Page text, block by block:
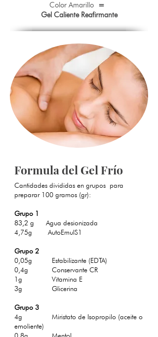
Color Amarillo =
Gel Caliente Reafirmante
Formula del Gel Frío
Cantidades divididas en grupos para
preparar 100 gramos (gr):
Grupo 1
83,2 g Agua desionizada
4,75g AutoEmulS1
Grupo 2
0,05g Estabilizante (EDTA)
0,4g Conservante CR
1g Vitamina E
3g Glicerina
Grupo 3
4g Miristato de Isopropilo (aceite o
emoliente)